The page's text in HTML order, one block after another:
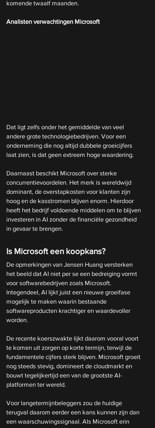
komende twaalf maanden.
Analisten verwachtingen Microsoft
Dat ligt zelfs onder het gemiddelde van veel
andere grote technologiebedrijven. Voor een
onderneming die nog altijd dubbele groeicijfers
laat zien, is dat geen extreem hoge waardering.
Daarnaast beschikt Microsoft over sterke
concurrentievoordelen. Het merk is wereldwijd
dominant, de overstapkosten voor klanten zijn
hoog en de kasstromen blijven enorm. Hierdoor
heeft het bedrijf voldoende middelen om te blijven
investeren in AI zonder de financiële gezondheid
in gevaar te brengen.
Is Microsoft een koopkans?
De opmerkingen van Jensen Huang versterken
het beeld dat AI niet per se een bedreiging vormt
voor softwarebedrijven zoals Microsoft.
Integendeel, AI lijkt juist een nieuwe groeifase
mogelijk te maken waarin bestaande
softwareproducten krachtiger en waardevoller
worden.
De recente koerszwakte lijkt daarom vooral voort
te komen uit zorgen op korte termijn, terwijl de
fundamentele cijfers sterk blijven. Microsoft groeit
nog steeds stevig, domineert de cloudmarkt en
bouwt tegelijkertijd een van de grootste AI-
platformen ter wereld.
Voor langetermijnbeleggers zou de huidige
terugval daarom eerder een kans kunnen zijn dan
een waarschuwingssignaal. Als Microsoft erin